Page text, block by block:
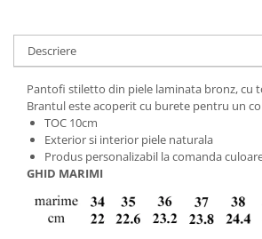
Descriere
Pantofi stiletto din piele laminata bronz, cu
Brantul este acoperit cu burete pentru un
TOC 10cm
Exterior si interior piele naturala
Produs personalizabil la comanda
GHID MARIMI